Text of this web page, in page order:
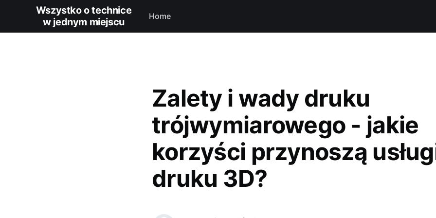
Wszystko o technice
w jednym miejscu
Home
Zalety i wady druku
trójwymiarowego - jakie
korzyści przynoszą
druku 3D?